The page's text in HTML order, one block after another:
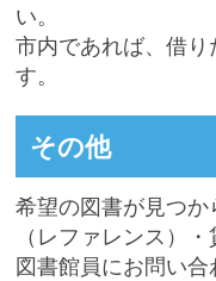
い。
市内であれば、借
す。
その他
希望の図書が見つか
（レファレンス）
図書館員にお問い